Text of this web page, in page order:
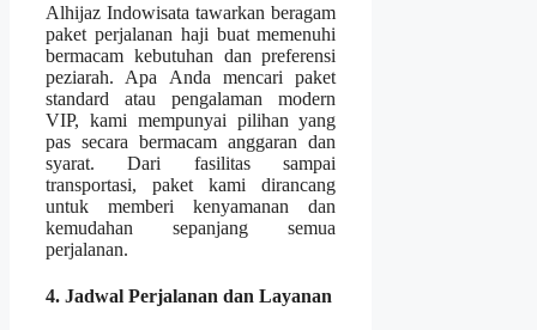
Alhijaz Indowisata tawarkan beragam
paket perjalanan haji buat memenuhi
bermacam kebutuhan dan preferensi
peziarah. Apa Anda mencari paket
standard atau pengalaman modern
VIP, kami mempunyai pilihan yang
pas secara bermacam anggaran dan
syarat. Dari fasilitas sampai
transportasi, paket kami dirancang
untuk memberi kenyamanan dan
kemudahan sepanjang semua
perjalanan.
4. Jadwal Perjalanan dan Layanan